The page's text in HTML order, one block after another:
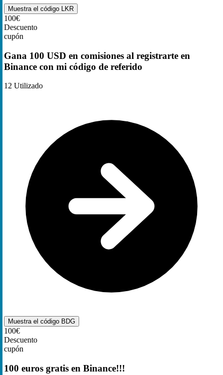
Muestra el código LKR
100€
Descuento
cupón
Gana 100 USD en comisiones al registrarte en
Binance con mi código de referido
12 Utilizado
Muestra el código BDG
100€
Descuento
cupón
100 euros gratis en Binance!!!